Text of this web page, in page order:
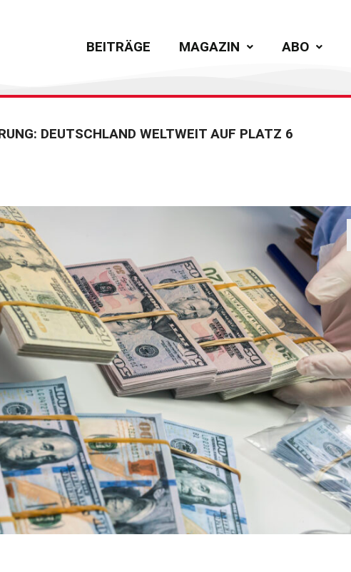
BEITRÄGE MAGAZIN ABO
DEUTSCHLAND WELTWEIT AUF PLATZ 6